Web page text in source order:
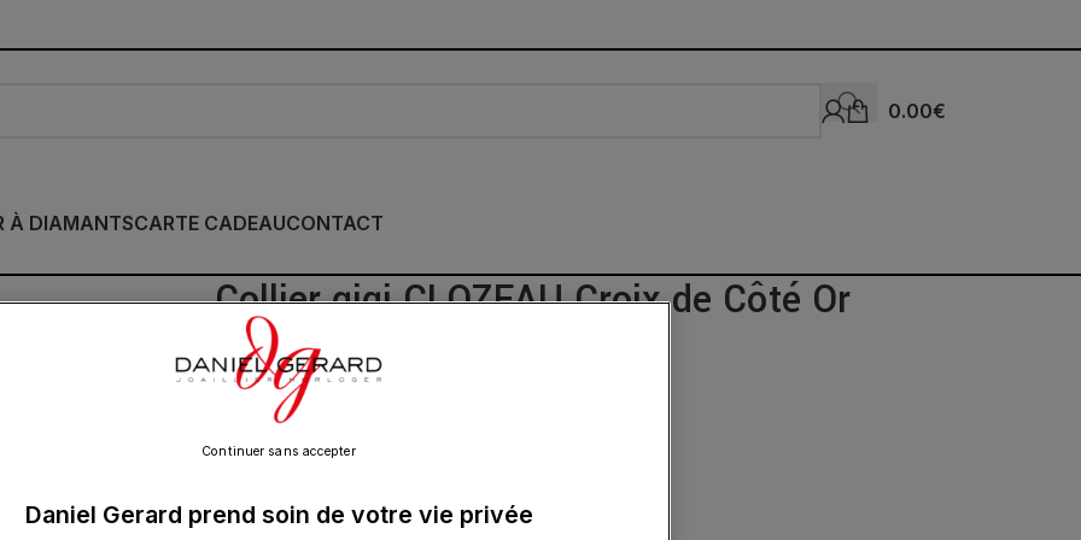
0.00€
À DIAMANTSCARTE CADEAUCONTACT
Collier gigi CLOZEAU Croix de Côté Or
42cm
575.00€
Daniel Gerard prend soin de votre vie privée
Continuer sans accepter